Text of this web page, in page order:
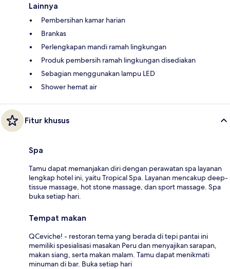
Lainnya
Pembersihan kamar harian
Brankas
Perlengkapan mandi ramah lingkungan
Produk pembersih ramah lingkungan disediakan
Sebagian menggunakan lampu LED
Shower hemat air
Fitur khusus
Spa
Tamu dapat memanjakan diri dengan perawatan spa layanan
lengkap hotel ini, yaitu Tropical Spa. Layanan mencakup deep-
tissue massage, hot stone massage, dan sport massage. Spa
buka setiap hari.
Tempat makan
QCeviche! - restoran tema yang berada di tepi pantai ini
memiliki spesialisasi masakan Peru dan menyajikan sarapan,
makan siang, serta makan malam. Tamu dapat menikmati
minuman di bar. Buka setiap hari